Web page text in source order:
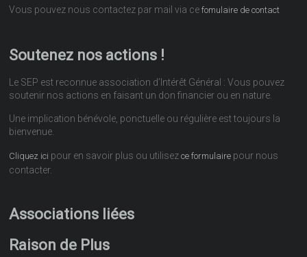
Vous pouvez nous contactez par mail via cefomulaire de contact
Soutenez nos actions !
Le SEP est reconnue association d’Intérêt Général : Vous pouvez
soutenir nos actions en faisant un don financier ou en nature.
Une implication bénévole, ponctuelle ou régulière est toujours la
bienvenue.
Cliquez ici pour en savoir plus ou utilisezce formulaire pour nous
contacter.
Associations liées
Raison de Plus